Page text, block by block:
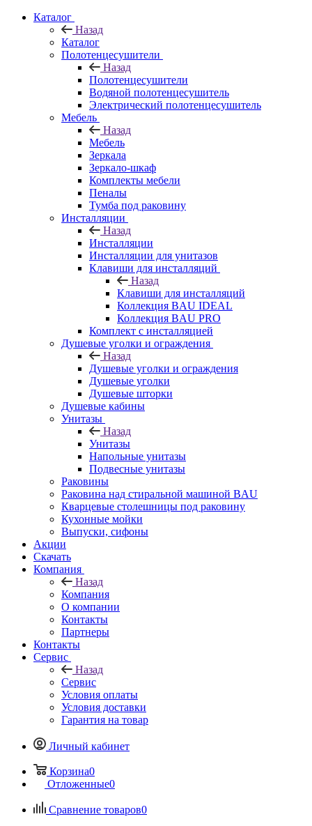
Каталог
Назад
Каталог
Полотенцесушители
Назад
Полотенцесушители
Водяной полотенцесушитель
Электрический полотенцесушитель
Мебель
Назад
Мебель
Зеркала
Зеркало-шкаф
Комплекты мебели
Пеналы
Тумба под раковину
Инсталляции
Назад
Инсталляции
Инсталляции для унитазов
Клавиши для инсталляций
Назад
Клавиши для инсталляций
Коллекция BAU IDEAL
Коллекция BAU PRO
Комплект с инсталляцией
Душевые уголки и ограждения
Назад
Душевые уголки и ограждения
Душевые уголки
Душевые шторки
Душевые кабины
Унитазы
Назад
Унитазы
Напольные унитазы
Подвесные унитазы
Раковины
Раковина над стиральной машиной BAU
Кварцевые столешницы под раковину
Кухонные мойки
Выпуски, сифоны
Акции
Скачать
Компания
Назад
Компания
О компании
Контакты
Партнеры
Контакты
Сервис
Назад
Сервис
Условия оплаты
Условия доставки
Гарантия на товар
Личный кабинет
Корзина0
Отложенные0
Сравнение товаров0